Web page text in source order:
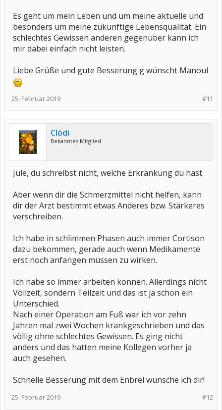
Es geht um mein Leben und um meine aktuelle und
besonders um meine zukünftige Lebensqualität. Ein
schlechtes Gewissen anderen gegenüber kann ich
mir dabei einfach nicht leisten.
Liebe Grüße und gute Besserung g wünscht Manoul
#11
25. Februar 2019
Clödi
Bekanntes Mitglied
Jule, du schreibst nicht, welche Erkrankung du hast.
Aber wenn dir die Schmerzmittel nicht helfen, kann
dir der Arzt bestimmt etwas Anderes bzw. Stärkeres
verschreiben.
Ich habe in schlimmen Phasen auch immer Cortison
dazu bekommen, gerade auch wenn Medikamente
erst noch anfangen müssen zu wirken.
Ich habe so immer arbeiten können. Allerdings nicht
Vollzeit, sondern Teilzeit und das ist ja schon ein
Unterschied.
Nach einer Operation am Fuß war ich vor zehn
Jahren mal zwei Wochen krankgeschrieben und das
völlig ohne schlechtes Gewissen. Es ging nicht
anders und das hatten meine Kollegen vorher ja
auch gesehen.
Schnelle Besserung mit dem Enbrel wünsche ich dir!
#12
25. Februar 2019